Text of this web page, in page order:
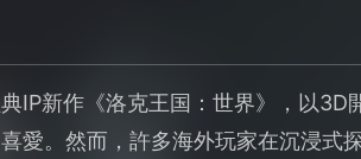
IP新作《洛克王国：世界》，以3D
愛。然而，許多海外玩家在沉浸式